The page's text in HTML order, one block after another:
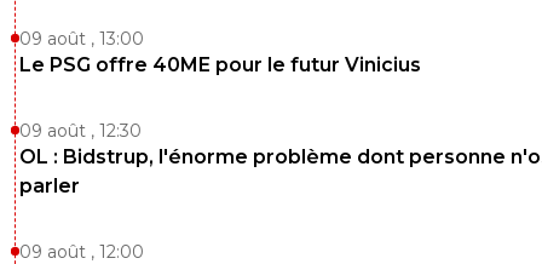
0+ Répondre
09 août , 13:00
Le PSG offre 40ME pour le futur Vinicius
09 août , 12:30
OL : Bidstrup, l'énorme problème dont personne
parler
09 août , 12:00